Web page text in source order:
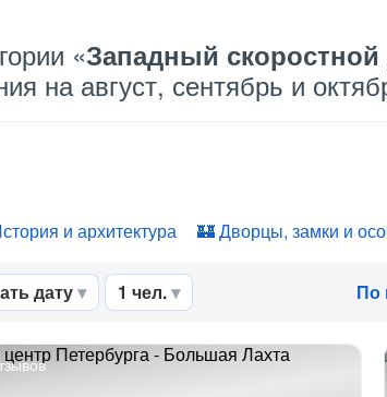
«Западный
на август, сентябрь и
и архитектура Дворцы, замки и
дату 1 чел. По